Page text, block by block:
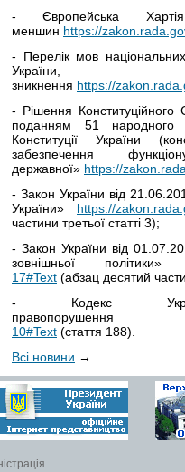
- Європейська
меншин https://
- Перелік мов
України,
зникнення https://
- Рішення Конституційного
поданням 51 народного
Конституції України
забезпечення
державної» https://
- Закон України від
України» https://
частини третьої статті 3);
- Закон України від
зовнішньої
17#Text (абзац десятий
- Кодекс
10#Text (стаття 188).
Всі новини →